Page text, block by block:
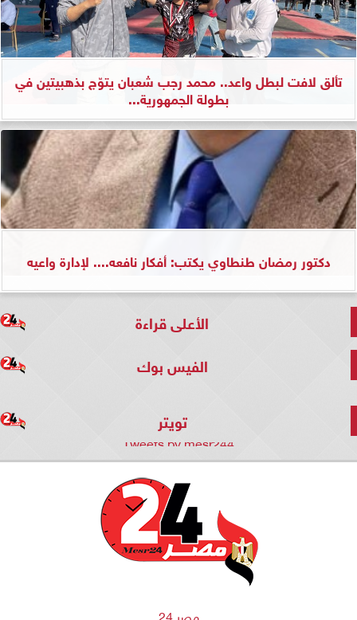
تألق لافت لبطل واعد.. محمد رجب شعبان يتوّج بذهبيتين في
بطولة الجمهورية...
دكتور رمضان طنطاوي يكتب: أفكار نافعه.... لإدارة واعيه
الأعلى قراءة
الفيس بوك
تويتر
Tweets by mesr244
مصر 24